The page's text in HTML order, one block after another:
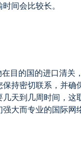
间会比较长。
目的国的进口清关
持密切联系，并确
天到几周时间，这
大而专业的国际网